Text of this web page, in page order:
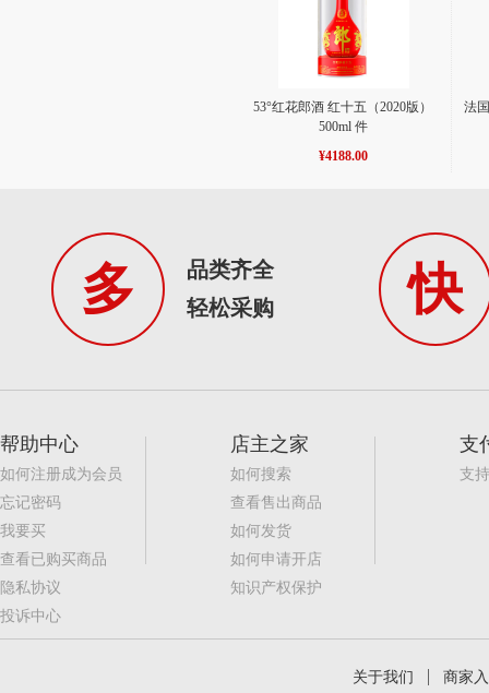
53°红花郎酒 红十五（2020版）
500ml 件
¥4188.00
法
多
品类齐全
轻松采购
快
帮助中心
如何注册成为会员
忘记密码
我要买
查看已购买商品
隐私协议
投诉中心
店主之家
如何搜索
查看售出商品
如何发货
如何申请开店
知识产权保护
支
支
关于我们 商家